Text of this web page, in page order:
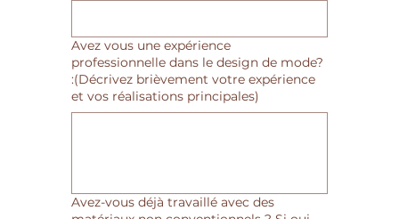
Avez vous une expérience
professionnelle dans le design de mode?
:(Décrivez brièvement votre expérience
et vos réalisations principales)
Avez-vous déjà travaillé avec des